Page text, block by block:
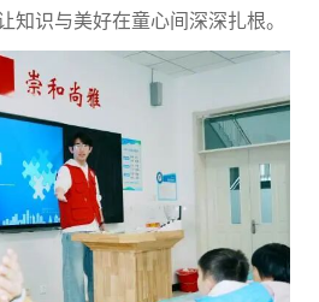
知识与美好在童心间深深扎根。